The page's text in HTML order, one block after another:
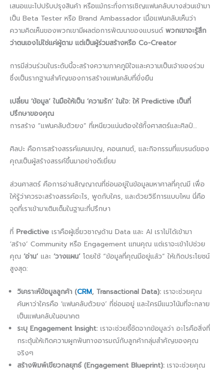
เสนอแนะไปปรับปรุงสินค้า หรือแม้กระทั่งการเชิญแฟนคลับบางส่วนเข้ามา
เป็น Beta Tester หรือ Brand Ambassador เมื่อแฟนคลับเห็นว่า
ความคิดเห็นของพวกเขามีผลต่อการพัฒนาของแบรนด์พวกเขาจะรู้สึก
ว่าตนเองไม่ใช่แค่ผู้ตาม แต่เป็นผู้ร่วมสร้างหรือ Co-Creator
การมีส่วนร่วมในระดับนี้จะสร้างความภาคภูมิใจและความเป็นเจ้าของร่วม
ซึ่งเป็นรากฐานสำคัญของการสร้างแฟนคลับที่ยั่งยืน
เปลี่ยน ‘ข้อมูล’ ในมือให้เป็น ‘ความรัก’ ในใจ: ให้ Predictive เป็นที่
ปรึกษาของคุณ
การสร้าง “แฟนคลับตัวยง” ที่เหนียวแน่นต้องใช้ทั้งศาสตร์และศิลป์…
ศิลปะ คือการสร้างสรรค์แคมเปญ, คอนเทนต์, และกิจกรรมที่แบรนด์ของ
คุณเป็นผู้สร้างสรรค์ขึ้นมาอย่างดีเยี่ยม
ส่วนศาสตร์ คือการอ่านสัญญาณที่ซ่อนอยู่ในข้อมูลมหาศาลที่คุณมี เพื่อ
ให้รู้ว่าควรจะสร้างสรรค์อะไร, พูดกับใคร, และด้วยวิธีการแบบไหน นี่คือ
จุดที่เราเข้ามาเติมเต็มในฐานะที่ปรึกษา
ที่ Predictive เราคือผู้เชี่ยวชาญด้าน Data และ AI เราไม่ได้เข้ามา
‘สร้าง’ Community หรือ Engagement แทนคุณ แต่เราจะเข้าไปช่วย
คุณ ‘อ่าน’ และ ‘วางแผน’ โดยใช้ “ข้อมูลที่คุณมีอยู่แล้ว” ให้เกิดประโยชน์
สูงสุด:
วิเคราะห์ข้อมูลลูกค้า (CRM, Transactional Data): เราจะช่วยคุณ
ค้นหาว่าใครคือ ‘แฟนคลับตัวยง’ ที่ซ่อนอยู่ และใครมีแนวโน้มที่จะกลาย
เป็นแฟนคลับในอนาคต
ระบุ Engagement Insight: เราจะช่วยชี้ชัดจากข้อมูลว่า อะไรคือสิ่งที่
กระตุ้นให้เกิดความผูกพันทางอารมณ์กับลูกค้ากลุ่มสำคัญของคุณ
จริงๆ
สร้างพิมพ์เขียวกลยุทธ์ (Engagement Blueprint): เราจะช่วยคุณ